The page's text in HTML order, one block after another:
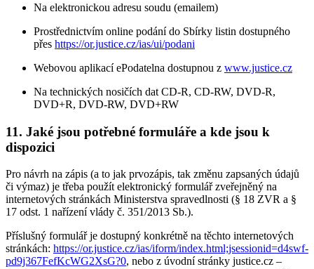
Na elektronickou adresu soudu (emailem)
Prostřednictvím online podání do Sbírky listin dostupného
přes https://or.justice.cz/ias/ui/podani
Webovou aplikací ePodatelna dostupnou z www.justice.cz
Na technických nosičích dat CD-R, CD-RW, DVD-R,
DVD+R, DVD-RW, DVD+RW
11. Jaké jsou potřebné formuláře a kde jsou k
dispozici
Pro návrh na zápis (a to jak prvozápis, tak změnu zapsaných údajů
či výmaz) je třeba použít elektronický formulář zveřejněný na
internetových stránkách Ministerstva spravedlnosti (§ 18 ZVR a §
17 odst. 1 nařízení vlády č. 351/2013 Sb.).
Příslušný formulář je dostupný konkrétně na těchto internetových
stránkách: https://or.justice.cz/ias/iform/index.html;jsessionid=d4swf-
pd9j367FefKcWG2XsG?0, nebo z úvodní stránky justice.cz –